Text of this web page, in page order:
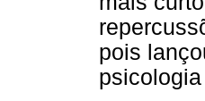
pois